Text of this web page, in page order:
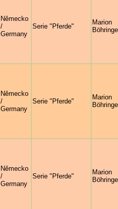
Německo
/
Germany
Serie "Pferde"
Marion
Německo
/
Germany
Serie "Pferde"
Marion
Německo
/
Germany
Serie "Pferde"
Marion